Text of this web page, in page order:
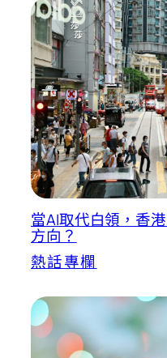
當AI取代白領，香
方向？
熱話專欄